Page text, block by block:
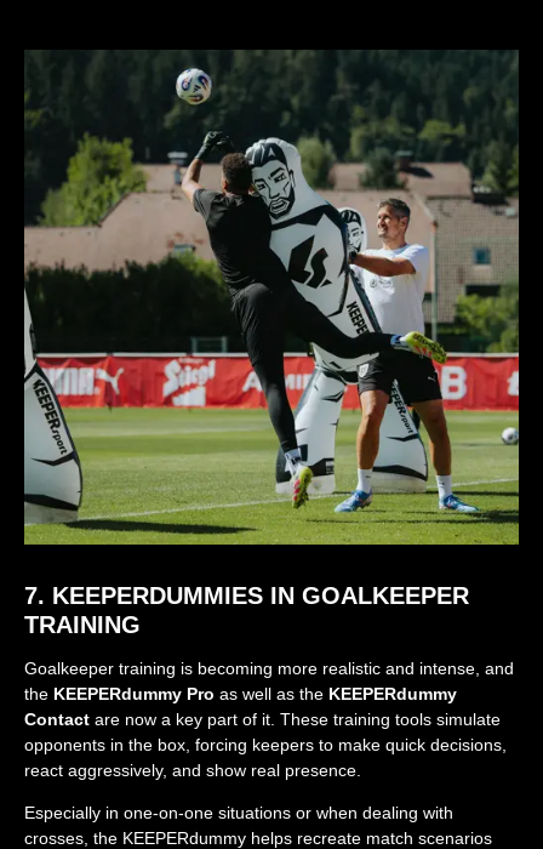
7. KEEPERDUMMIES IN GOALKEEPER
TRAINING
Goalkeeper training is becoming more realistic and intense, and
the KEEPERdummy Pro as well as the KEEPERdummy
Contact are now a key part of it. These training tools simulate
opponents in the box, forcing keepers to make quick decisions,
react aggressively, and show real presence.
Especially in one-on-one situations or when dealing with
crosses, the KEEPERdummy helps recreate match scenarios